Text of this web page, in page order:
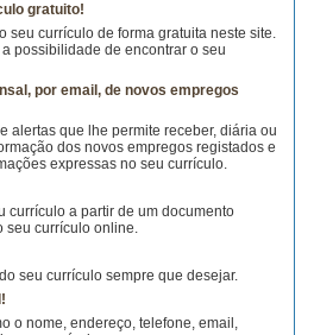
gratuito!
seu currículo de forma gratuita neste site.
possibilidade de encontrar o seu
por email, de novos empregos
alertas que lhe permite receber, diária ou
dos novos empregos registados e
expressas no seu currículo.
currículo a partir de um documento
seu currículo online.
seu currículo sempre que desejar.
o nome, endereço, telefone, email,